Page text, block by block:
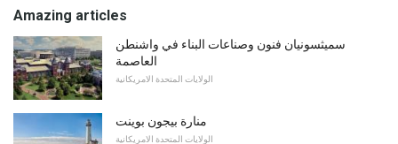
Amazing articles
سميثسونيان فنون وصناعات البناء في واشنطن
العاصمة
الولايات المتحدة الامريكانية
منارة بيجون بوينت
الولايات المتحدة الامريكانية